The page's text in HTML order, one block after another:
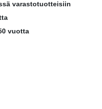
varastotuotteisiin
vuotta